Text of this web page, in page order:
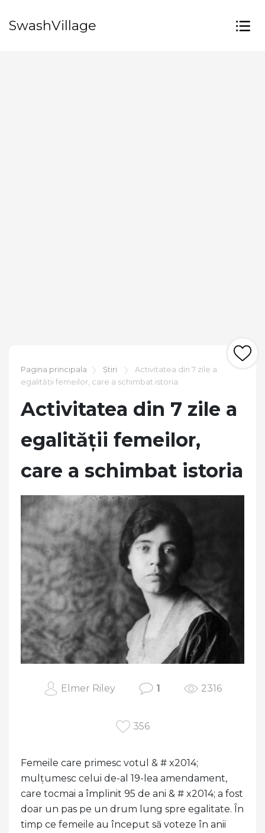
SwashVillage
Pagina principala Știri
Activitatea din 7 zile a
egalității femeilor, care a schimbat istoria
Activitatea din 7 zile a
egalității femeilor,
care a schimbat istoria
Elmer Riley 1 2316
356
Femeile care primesc votul & # x2014;
mulțumesc celui de-al 19-lea amendament,
care tocmai a împlinit 95 de ani & # x2014; a fost
doar un pas pe un drum lung spre egalitate. În
timp ce femeile au început să voteze în anii